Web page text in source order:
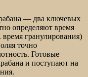
— два ключевых
определяют время
время гранулирования)
точно
Готовые
и поступают на